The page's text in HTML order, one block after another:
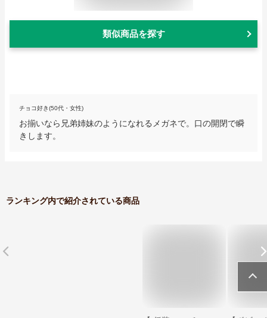
類似商品を探す
チョコ好き(50代・女性)
お揃いなら兄弟姉妹のようになれるメガネで。口の開閉で瞬
きします。
ランキング内で紹介されている商品